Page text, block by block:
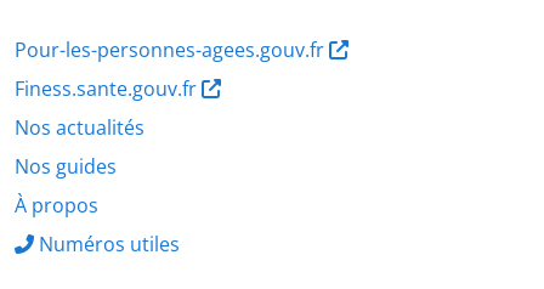
Pour-les-personnes-agees.gouv.fr
Finess.sante.gouv.fr
Nos actualités
Nos guides
À propos
Numéros utiles